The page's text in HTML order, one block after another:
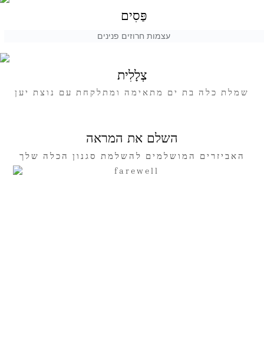
פַּסִים
עצמות חרוזים פנינים
צְלָלִית
שמלת כלה בת ים מתאימה ומתלקחת עם נוצת יען
השלם את המראה
האביזרים המושלמים להשלמת סגנון הכלה שלך